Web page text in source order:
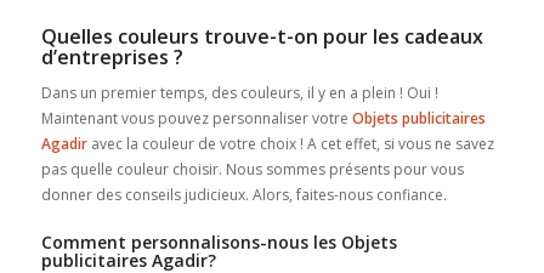
Quelles couleurs trouve-t-on pour les cadeaux
d’entreprises ?
Dans un premier temps, des couleurs, il y en a plein ! Oui !
Maintenant vous pouvez personnaliser votre Objets publicitaires
Agadir avec la couleur de votre choix ! A cet effet, si vous ne savez
pas quelle couleur choisir. Nous sommes présents pour vous
donner des conseils judicieux. Alors, faites-nous confiance.
Comment personnalisons-nous les Objets
publicitaires Agadir?